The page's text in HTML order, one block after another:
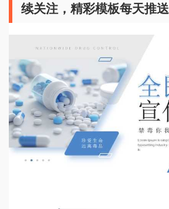
续关注，精彩模板每天推送